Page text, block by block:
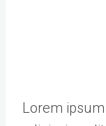
Lorem